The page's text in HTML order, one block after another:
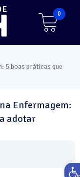
0
5 boas práticas que
Enfermagem:
adotar